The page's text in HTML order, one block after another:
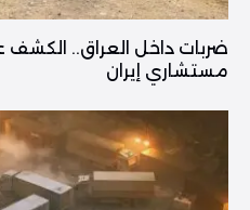
ضربات داخل العراق..
مستشاري إيران